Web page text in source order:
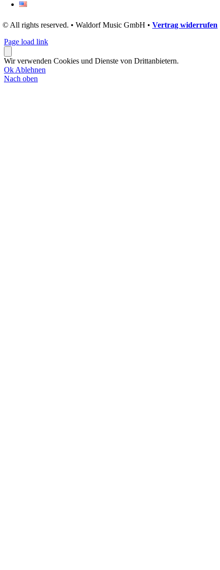
© All rights reserved. • Waldorf Music GmbH • Vertrag widerrufen
Page load link
Wir verwenden Cookies und Dienste von Drittanbietern.
Ok Ablehnen
Nach oben